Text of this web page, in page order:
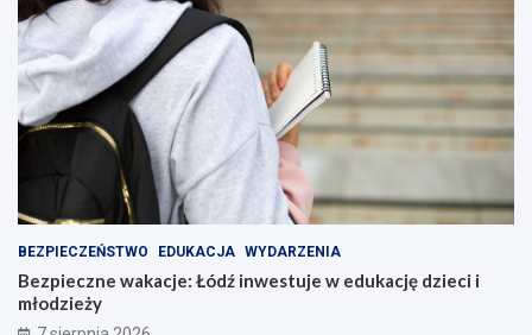
BEZPIECZEŃSTWO EDUKACJA WYDARZENIA
Bezpieczne wakacje: Łódź inwestuje w edukację dzieci i
młodzieży